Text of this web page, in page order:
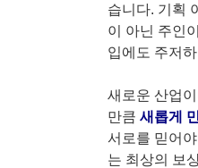
습니다. 기획
이 아닌 주인
입에도 주저
새로운 산업
만큼 새롭게
서로를 믿어
는 최상의 보